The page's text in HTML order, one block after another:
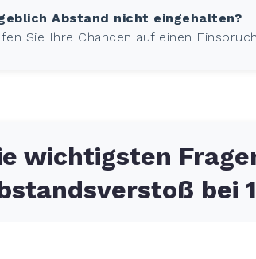
Abstand nicht eingehalten?
Sie Ihre Chancen auf einen
wichtigsten
bei